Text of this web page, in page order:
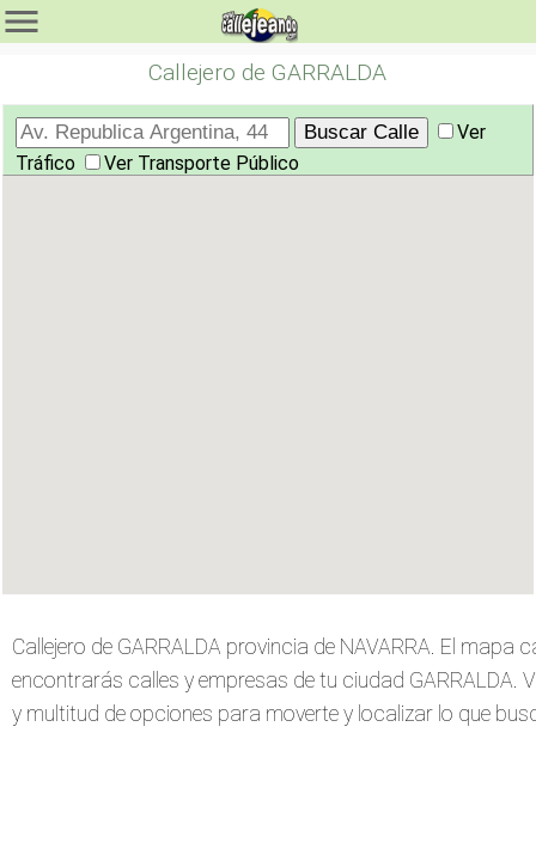
Callejero de GARRALDA
Ver
Tráfico
Ver Transporte Público
Callejero de GARRALDA provincia de NAVARRA. El mapa
encontrarás calles y empresas de tu ciudad GARRALDA.
y multitud de opciones para moverte y localizar lo que